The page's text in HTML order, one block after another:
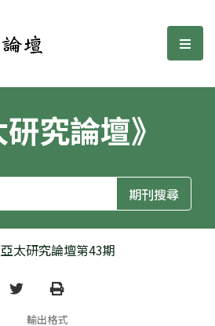
選
研究論壇》
亞太研究論壇第43期
TwitterPrint
輸出格式